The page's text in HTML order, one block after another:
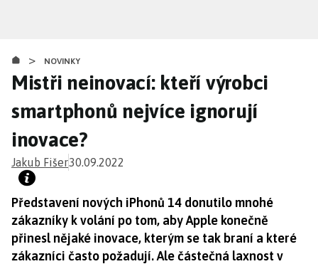
obsahu
> NOVINKY
Mistři neinovací: kteří výrobci
smartphonů nejvíce ignorují
inovace?
Jakub Fišer30.09.2022
Představení nových iPhonů 14 donutilo mnohé
zákazníky k volání po tom, aby Apple konečně
přinesl nějaké inovace, kterým se tak braní a které
zákazníci často požadují. Ale částečná laxnost v